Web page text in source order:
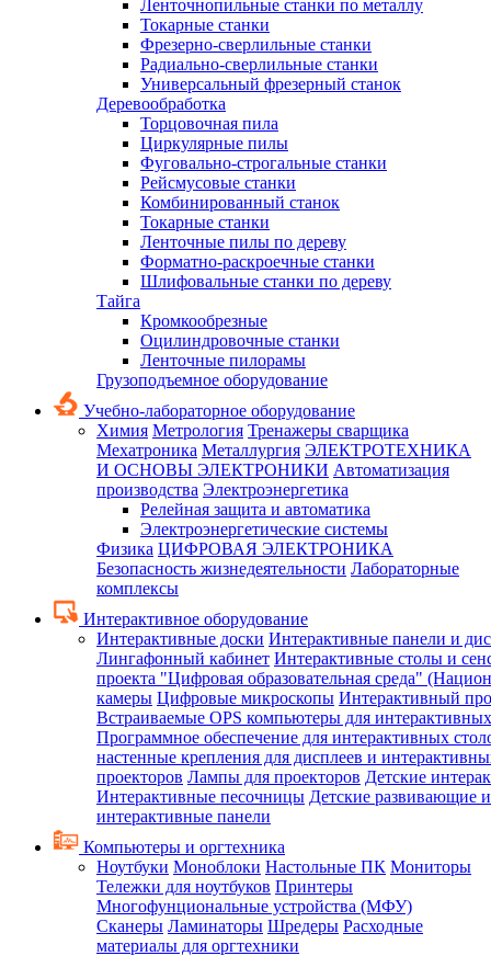
Ленточнопильные станки по металлу
Токарные станки
Фрезерно-сверлильные станки
Радиально-сверлильные станки
Универсальный фрезерный станок
Деревообработка
Торцовочная пила
Циркулярные пилы
Фуговально-строгальные станки
Рейсмусовые станки
Комбинированный станок
Токарные станки
Ленточные пилы по дереву
Форматно-раскроечные станки
Шлифовальные станки по дереву
Тайга
Кромкообрезные
Оцилиндровочные станки
Ленточные пилорамы
Грузоподъемное оборудование
Учебно-лабораторное оборудование
Химия Метрология Тренажеры сварщика
Мехатроника Металлургия ЭЛЕКТРОТЕХНИКА
И ОСНОВЫ ЭЛЕКТРОНИКИ Автоматизация
производства Электроэнергетика
Релейная защита и автоматика
Электроэнергетические системы
Физика ЦИФРОВАЯ ЭЛЕКТРОНИКА
Безопасность жизнедеятельности Лабораторные
комплексы
Интерактивное оборудование
Интерактивные доски Интерактивные панели и
Лингафонный кабинет Интерактивные столы и
проекта "Цифровая образовательная среда"
камеры Цифровые микроскопы Интерактивный
Встраиваемые OPS компьютеры для
Программное обеспечение для интерактивных
настенные крепления для дисплеев и
проекторов Лампы для проекторов Детские
Интерактивные песочницы Детские развивающие
интерактивные панели
Компьютеры и оргтехника
Ноутбуки Моноблоки Настольные ПК Мониторы
Тележки для ноутбуков Принтеры
Многофунциональные устройства (МФУ)
Сканеры Ламинаторы Шредеры Расходные
материалы для оргтехники